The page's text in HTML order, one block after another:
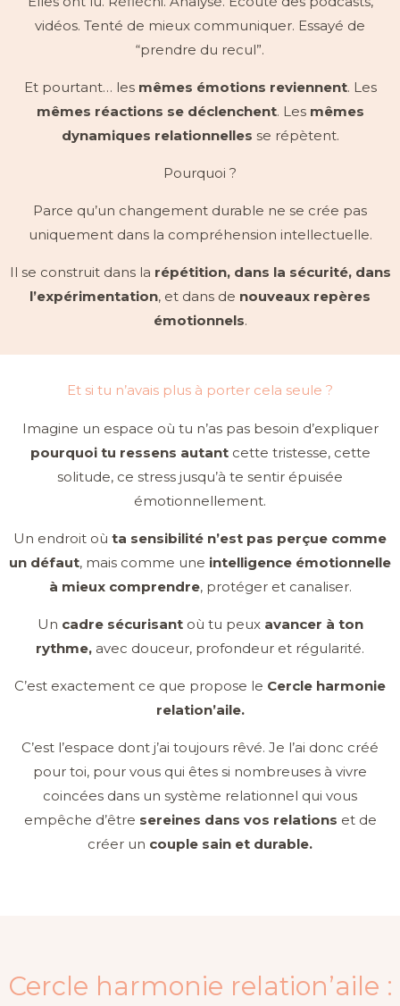
vidéos. Tenté de mieux communiquer. Essayé de
“prendre du recul”.
Et pourtant… les mêmes émotions reviennent. Les
mêmes réactions se déclenchent. Les mêmes
dynamiques relationnelles se répètent.
Pourquoi ?
Parce qu’un changement durable ne se crée pas
uniquement dans la compréhension intellectuelle.
Il se construit dans la répétition, dans la sécurité, dans
l’expérimentation, et dans de nouveaux repères
émotionnels.
Et si tu n’avais plus à porter cela seule ?
Imagine un espace où tu n’as pas besoin d’expliquer
pourquoi tu ressens autantcette tristesse, cette
solitude, ce stress jusqu’à te sentir épuisée
émotionnellement.
Un endroit où ta sensibilité n’est pas perçue comme
un défaut, mais comme une intelligence émotionnelle
à mieux comprendre, protéger et canaliser.
Un cadre sécurisantoù tu peux avancer à ton
rythme, avec douceur, profondeur et régularité.
C’est exactement ce que propose le Cercle harmonie
relation’aile.
C’est l’espace dont j’ai toujours rêvé. Je l’ai donc créé
pour toi, pour vous qui êtes si nombreuses à vivre
coincées dans un système relationnel qui vous
empêche d’être sereines dans vos relations et de
créer un couple sain et durable.
Cercle harmonie relation’aile :